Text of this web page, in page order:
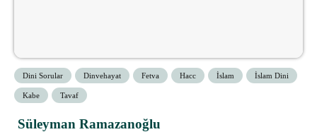
Dini Sorular Dinvehayat Fetva Hacc İslam İslam Dini
Kabe Tavaf
Süleyman Ramazanoğlu